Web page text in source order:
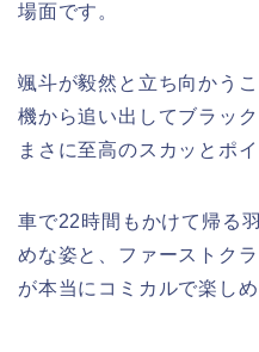
場面です。
颯斗が毅然と立ち向かう
機から追い出してブラッ
まさに至高のスカッとポイ
車で22時間もかけて帰る
めな姿と、ファーストク
が本当にコミカルで楽しめ